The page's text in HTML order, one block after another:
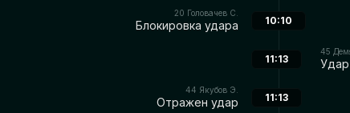
20 Головачев С.
Блокировка удара 10:10
45
11:13
44 Якубов Э.
Отражен удар 11:13